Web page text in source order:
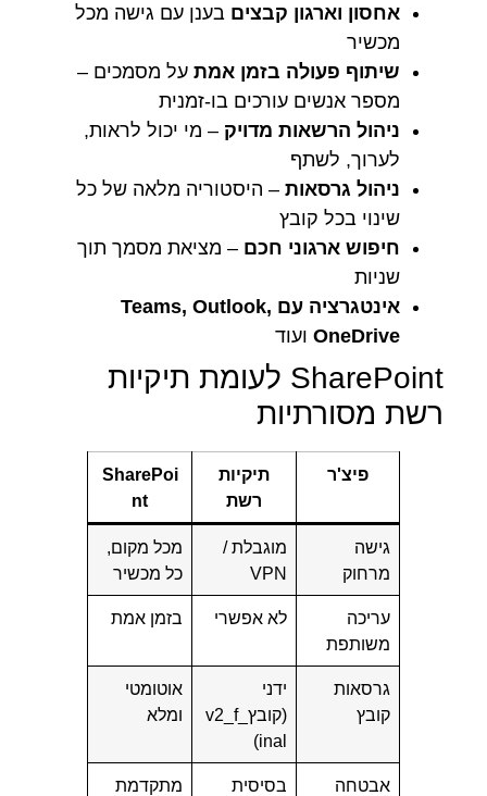
אחסון וארגון קבצים בענן עם גישה מכל
מכשיר
שיתוף פעולה בזמן אמת על מסמכים –
מספר אנשים עורכים בו-זמנית
ניהול הרשאות מדויק – מי יכול לראות,
לערוך, לשתף
ניהול גרסאות – היסטוריה מלאה של כל
שינוי בכל קובץ
חיפוש ארגוני חכם – מציאת מסמך תוך
שניות
אינטגרציה עם Teams, Outlook,
OneDrive ועוד
SharePoint לעומת תיקיות
רשת מסורתיות
פיצ'ר
תיקיות
רשת
SharePoi
nt
גישה
מרחוק
מוגבלת /
VPN
מכל מקום,
כל מכשיר
עריכה
משותפת
לא אפשרי בזמן אמת
גרסאות
קובץ
ידני
(קובץ_v2_f
inal)
אוטומטי
ומלא
אבטחה בסיסית
מתקדמת